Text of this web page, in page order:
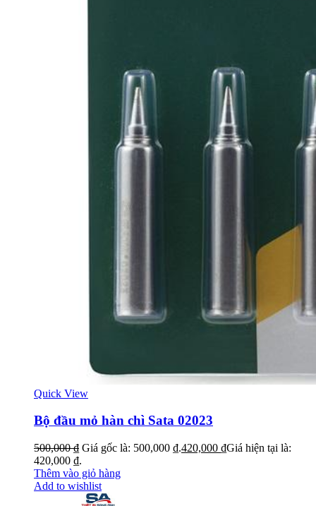
Quick View
Bộ đầu mỏ hàn chì Sata 02023
500,000₫ Giá gốc là: 500,000 ₫.420,000 ₫Giá hiện tại là:
420,000 ₫.
Thêm vào giỏ hàng
Add to wishlist